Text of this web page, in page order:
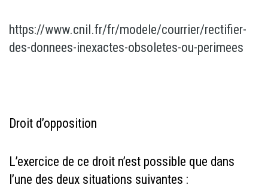
https://www.cnil.fr/fr/modele/courrier/rectifier-
des-donnees-inexactes-obsoletes-ou-perimees
Droit d’opposition
L’exercice de ce droit n’est possible que dans
l’une des deux situations suivantes :